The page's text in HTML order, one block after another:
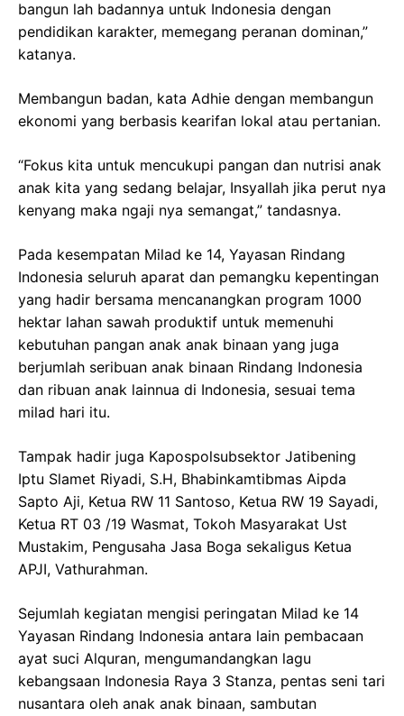
bangun lah badannya untuk Indonesia dengan
pendidikan karakter, memegang peranan dominan,”
katanya.
Membangun badan, kata Adhie dengan membangun
ekonomi yang berbasis kearifan lokal atau pertanian.
“Fokus kita untuk mencukupi pangan dan nutrisi anak
anak kita yang sedang belajar, Insyallah jika perut nya
kenyang maka ngaji nya semangat,” tandasnya.
Pada kesempatan Milad ke 14, Yayasan Rindang
Indonesia seluruh aparat dan pemangku kepentingan
yang hadir bersama mencanangkan program 1000
hektar lahan sawah produktif untuk memenuhi
kebutuhan pangan anak anak binaan yang juga
berjumlah seribuan anak binaan Rindang Indonesia
dan ribuan anak lainnua di Indonesia, sesuai tema
milad hari itu.
Tampak hadir juga Kapospolsubsektor Jatibening
Iptu Slamet Riyadi, S.H, Bhabinkamtibmas Aipda
Sapto Aji, Ketua RW 11 Santoso, Ketua RW 19 Sayadi,
Ketua RT 03 /19 Wasmat, Tokoh Masyarakat Ust
Mustakim, Pengusaha Jasa Boga sekaligus Ketua
APJI, Vathurahman.
Sejumlah kegiatan mengisi peringatan Milad ke 14
Yayasan Rindang Indonesia antara lain pembacaan
ayat suci Alquran, mengumandangkan lagu
kebangsaan Indonesia Raya 3 Stanza, pentas seni tari
nusantara oleh anak anak binaan, sambutan